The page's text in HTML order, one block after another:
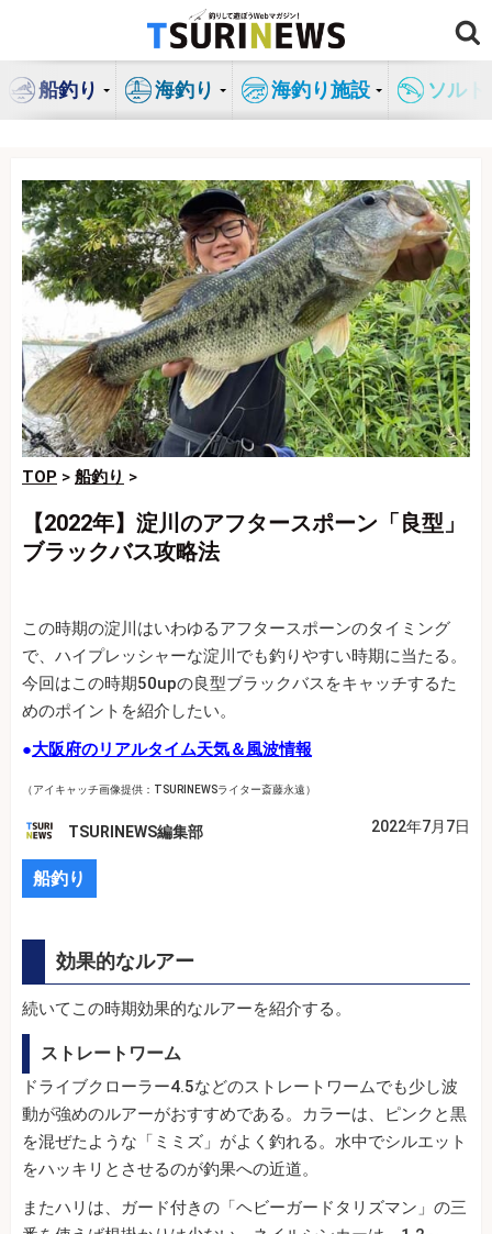
ン
船釣り 海釣り 海釣り施設 ソル
TOP > 船釣り >
【2022年】淀川のアフタースポーン「良型」
ブラックバス攻略法
この時期の淀川はいわゆるアフタースポーンのタイミング
で、ハイプレッシャーな淀川でも釣りやすい時期に当たる。
今回はこの時期50upの良型ブラックバスをキャッチするた
めのポイントを紹介したい。
●大阪府のリアルタイム天気＆風波情報
（アイキャッチ画像提供：TSURINEWSライター斎藤永遠）
TSURINEWS編集部 2022年7月7日
船釣り
効果的なルアー
続いてこの時期効果的なルアーを紹介する。
ストレートワーム
ドライブクローラー4.5などのストレートワームでも少し波
動が強めのルアーがおすすめである。カラーは、ピンクと黒
を混ぜたような「ミミズ」がよく釣れる。水中でシルエット
をハッキリとさせるのが釣果への近道。
またハリは、ガード付きの「ヘビーガードタリズマン」の三